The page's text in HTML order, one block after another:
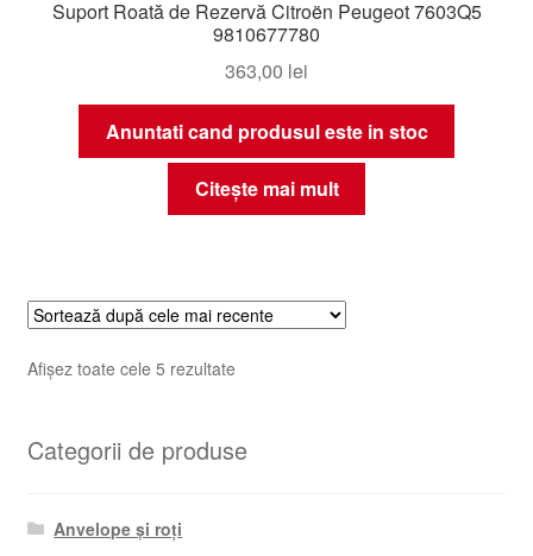
Suport Roată de Rezervă Citroën Peugeot 7603Q5
9810677780
363,00 lei
Anuntati cand produsul este in stoc
Citește mai mult
Afișez toate cele 5 rezultateSortat
mai
Categorii de produse
Anvelope și roți